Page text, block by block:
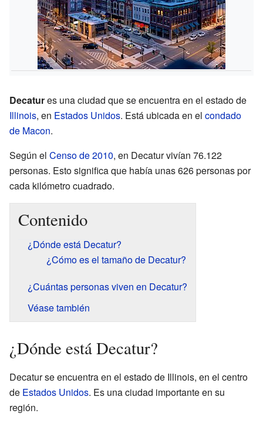
Decatures una ciudad que se encuentra en el estado de
Illinois, en Estados Unidos. Está ubicada en el condado
de Macon.
Según el Censo de 2010, en Decatur vivían 76.122
personas. Esto significa que había unas 626 personas por
cada kilómetro cuadrado.
Contenido
¿Dónde está Decatur?
¿Cómo es el tamaño de Decatur?
¿Cuántas personas viven en Decatur?
Véase también
¿Dónde está Decatur?
Decatur se encuentra en el estado de Illinois, en el centro
de Estados Unidos. Es una ciudad importante en su
región.